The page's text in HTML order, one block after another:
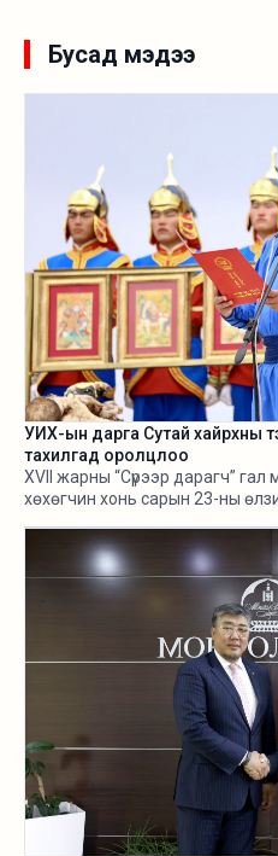
Бусад мэдээ
УИХ-ын дарга Сутай хайрхны
тахилгад оролцлоо
XVII жарны “Сүрээр дарагч”
хөхөгчин хонь сарын 23-ны
боллоо.